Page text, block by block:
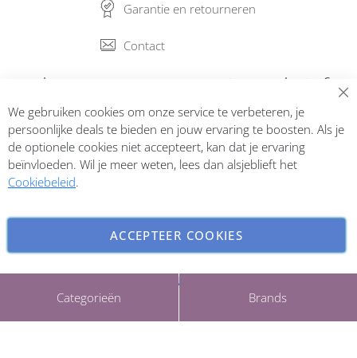
Categorieën Brands
Garantie en retourneren
Contact
Abonneer op onze nieuwsbrief
Inschrijven
Copyright © 2026 ParfumCenter.nl. All rights reserved.
We gebruiken cookies om onze service te verbeteren, je
persoonlijke deals te bieden en jouw ervaring te boosten. Als je
de optionele cookies niet accepteert, kan dat je ervaring
beïnvloeden. Wil je meer weten, lees dan alsjeblieft het
Cookiebeleid.
ACCEPTEER COOKIES
INSTELLINGEN AANPASSEN